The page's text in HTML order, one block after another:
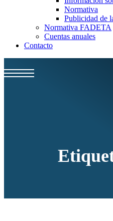
Normativa
Publicidad de
Normativa FADETA
Cuentas anuales
Contacto